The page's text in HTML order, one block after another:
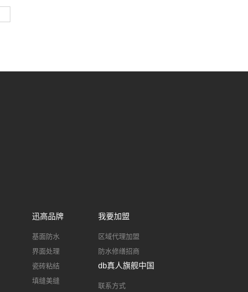
迅高品牌
基面防水
界面处理
瓷砖粘结
填缝美缝
我要加盟
区域代理加盟
防水修缮招商
db真人旗舰中国
联系方式